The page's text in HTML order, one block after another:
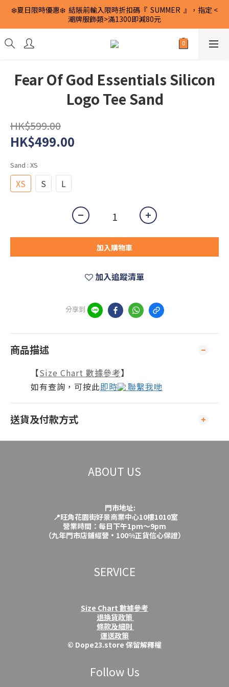
❄️夏日限時優惠❄️  結賬前輸入限時折扣碼『  SUMMER  』，指定 <
潮牌服飾類>滿1300即減80元
Fear Of God Essentials Silicon
Logo Tee Sand
HK$599.00
HK$499.00
Sand : XS
XS S L
加入購物車
加入追蹤清單
分享到
商品描述
【Size Chart 數據參考】
如有查詢，可按此即時 聯繫我哋
送貨及付款方式
ABOUT US
門市地址:
📍旺角花園街好景商業中心10樓1010室
營業時間：每日下午1pm～9pm
（九年門市店鋪經營·100%正貨信心保證）
SERVICE
Size Chart 數據參考
退換貨政策
條款及細則
運送政策
© Dope23.store 保留解釋權
Follow Us